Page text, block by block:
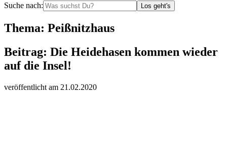
Suche nach: Los geht's
Thema: Peißnitzhaus
Beitrag: Die Heidehasen kommen wieder
auf die Insel!
veröffentlicht am 21.02.2020